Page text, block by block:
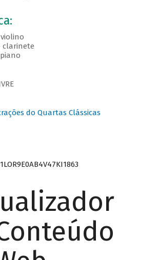
clarinete
do Quartas Clássicas